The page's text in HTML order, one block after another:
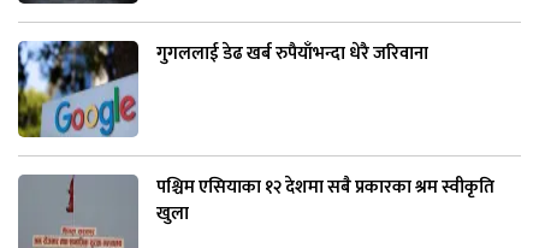
गुगललाई डेढ खर्ब रुपैयाँभन्दा धेरै जरिवाना
पश्चिम एसियाका १२ देशमा सबै प्रकारका श्रम स्वीकृति
खुला